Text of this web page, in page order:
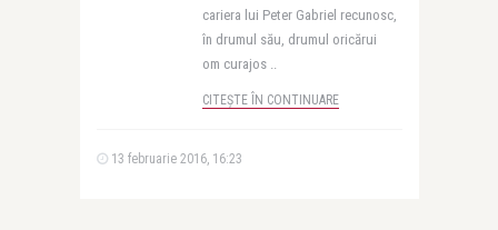
cariera lui Peter Gabriel recunosc,
în drumul său, drumul oricărui
om curajos ..
CITEȘTE ÎN CONTINUARE
13 februarie 2016, 16:23